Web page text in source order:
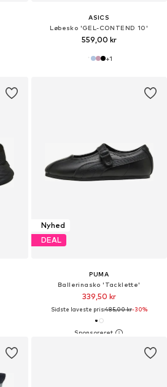
ASICS
Løbesko 'GEL-CONTEND 10'
559,00 kr
+1
Nyhed
DEAL
PUMA
Ballerinasko 'Tacklette'
339,50 kr
Sidste laveste pris:485,00 kr-30%